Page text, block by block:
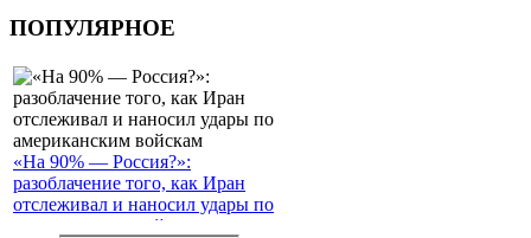
ПОПУЛЯРНОЕ
«На 90% — Россия?»:
разоблачение того, как Иран
отслеживал и наносил удары по
американским войскам